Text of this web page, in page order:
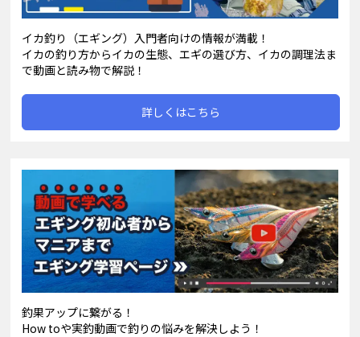
イカ釣り（エギング）入門者向けの情報が満載！
イカの釣り方からイカの生態、エギの選び方、イカの調理法ま
で動画と読み物で解説！
詳しくはこちら
釣果アップに繋がる！
How toや実釣動画で釣りの悩みを解決しよう！